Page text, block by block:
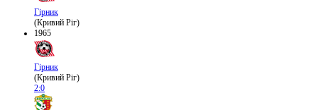
Гірник
(Кривий Ріг)
1965
Гірник
(Кривий Ріг)
2:0